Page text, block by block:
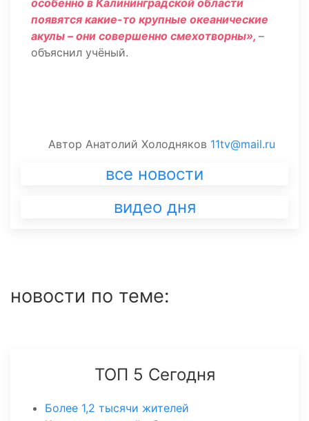
особенно в Калининградской области
появятся какие-то крупные океанические
акулы – они совершенно смехотворны», –
объяснил учёный.
Автор Анатолий Холодняков 11tv@mail.ru
все новости
видео дня
новости по теме:
ТОП 5 Сегодня
Более 1,2 тысячи жителей